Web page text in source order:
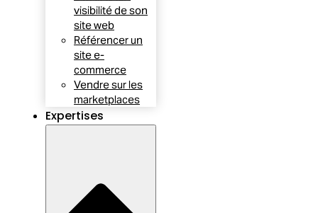
visibilité de son
site web
Référencer un
site e-
commerce
Vendre sur les
marketplaces
Expertises